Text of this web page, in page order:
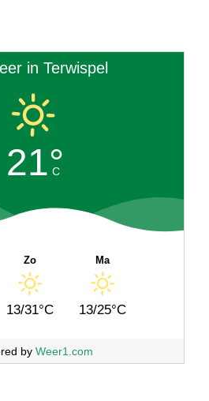
in Terwispel
21°
C
Zo
13/31°C
Ma
13/25°C
by Weer1.com